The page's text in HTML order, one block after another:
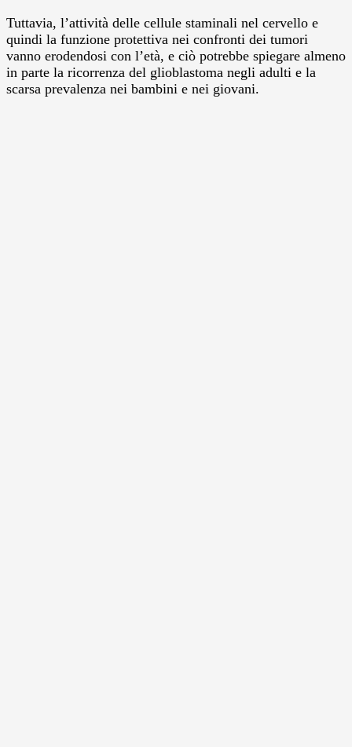
Tuttavia, l’attività delle cellule staminali nel cervello e
quindi la funzione protettiva nei confronti dei tumori
vanno erodendosi con l’età, e ciò potrebbe spiegare almeno
in parte la ricorrenza del glioblastoma negli adulti e la
scarsa prevalenza nei bambini e nei giovani.